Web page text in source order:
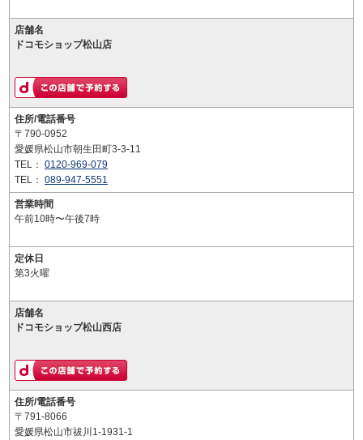
店舗名
ドコモショップ松山店
住所/電話番号
〒790-0952
愛媛県松山市朝生田町3-3-11
TEL： 0120-969-079
TEL： 089-947-5551
営業時間
午前10時〜午後7時
定休日
第3火曜
店舗名
ドコモショップ松山西店
住所/電話番号
〒791-8066
愛媛県松山市祓川1-1931-1